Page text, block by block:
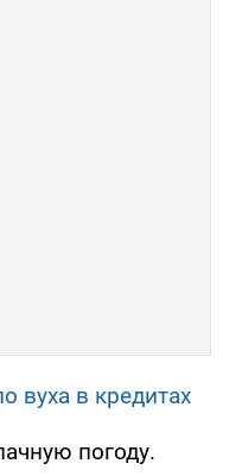
вуха в кредитах
погоду.